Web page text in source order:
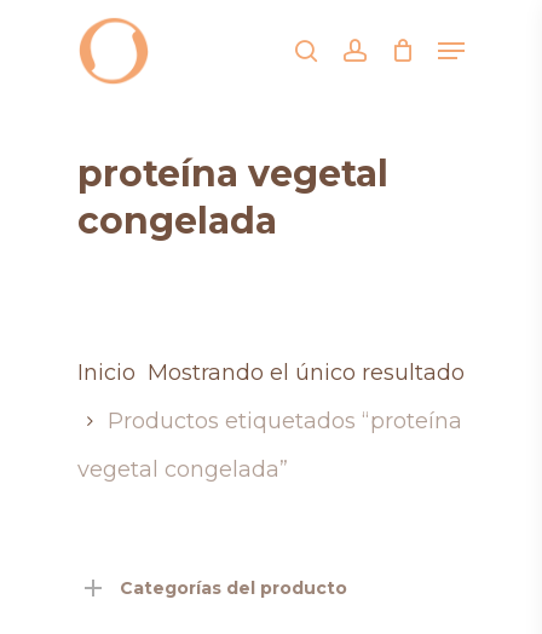
searchaccount
Menu
proteína vegetal
congelada
Mostrando el único resultado
Inicio
Productos etiquetados “proteína
vegetal congelada”
Categorías del producto